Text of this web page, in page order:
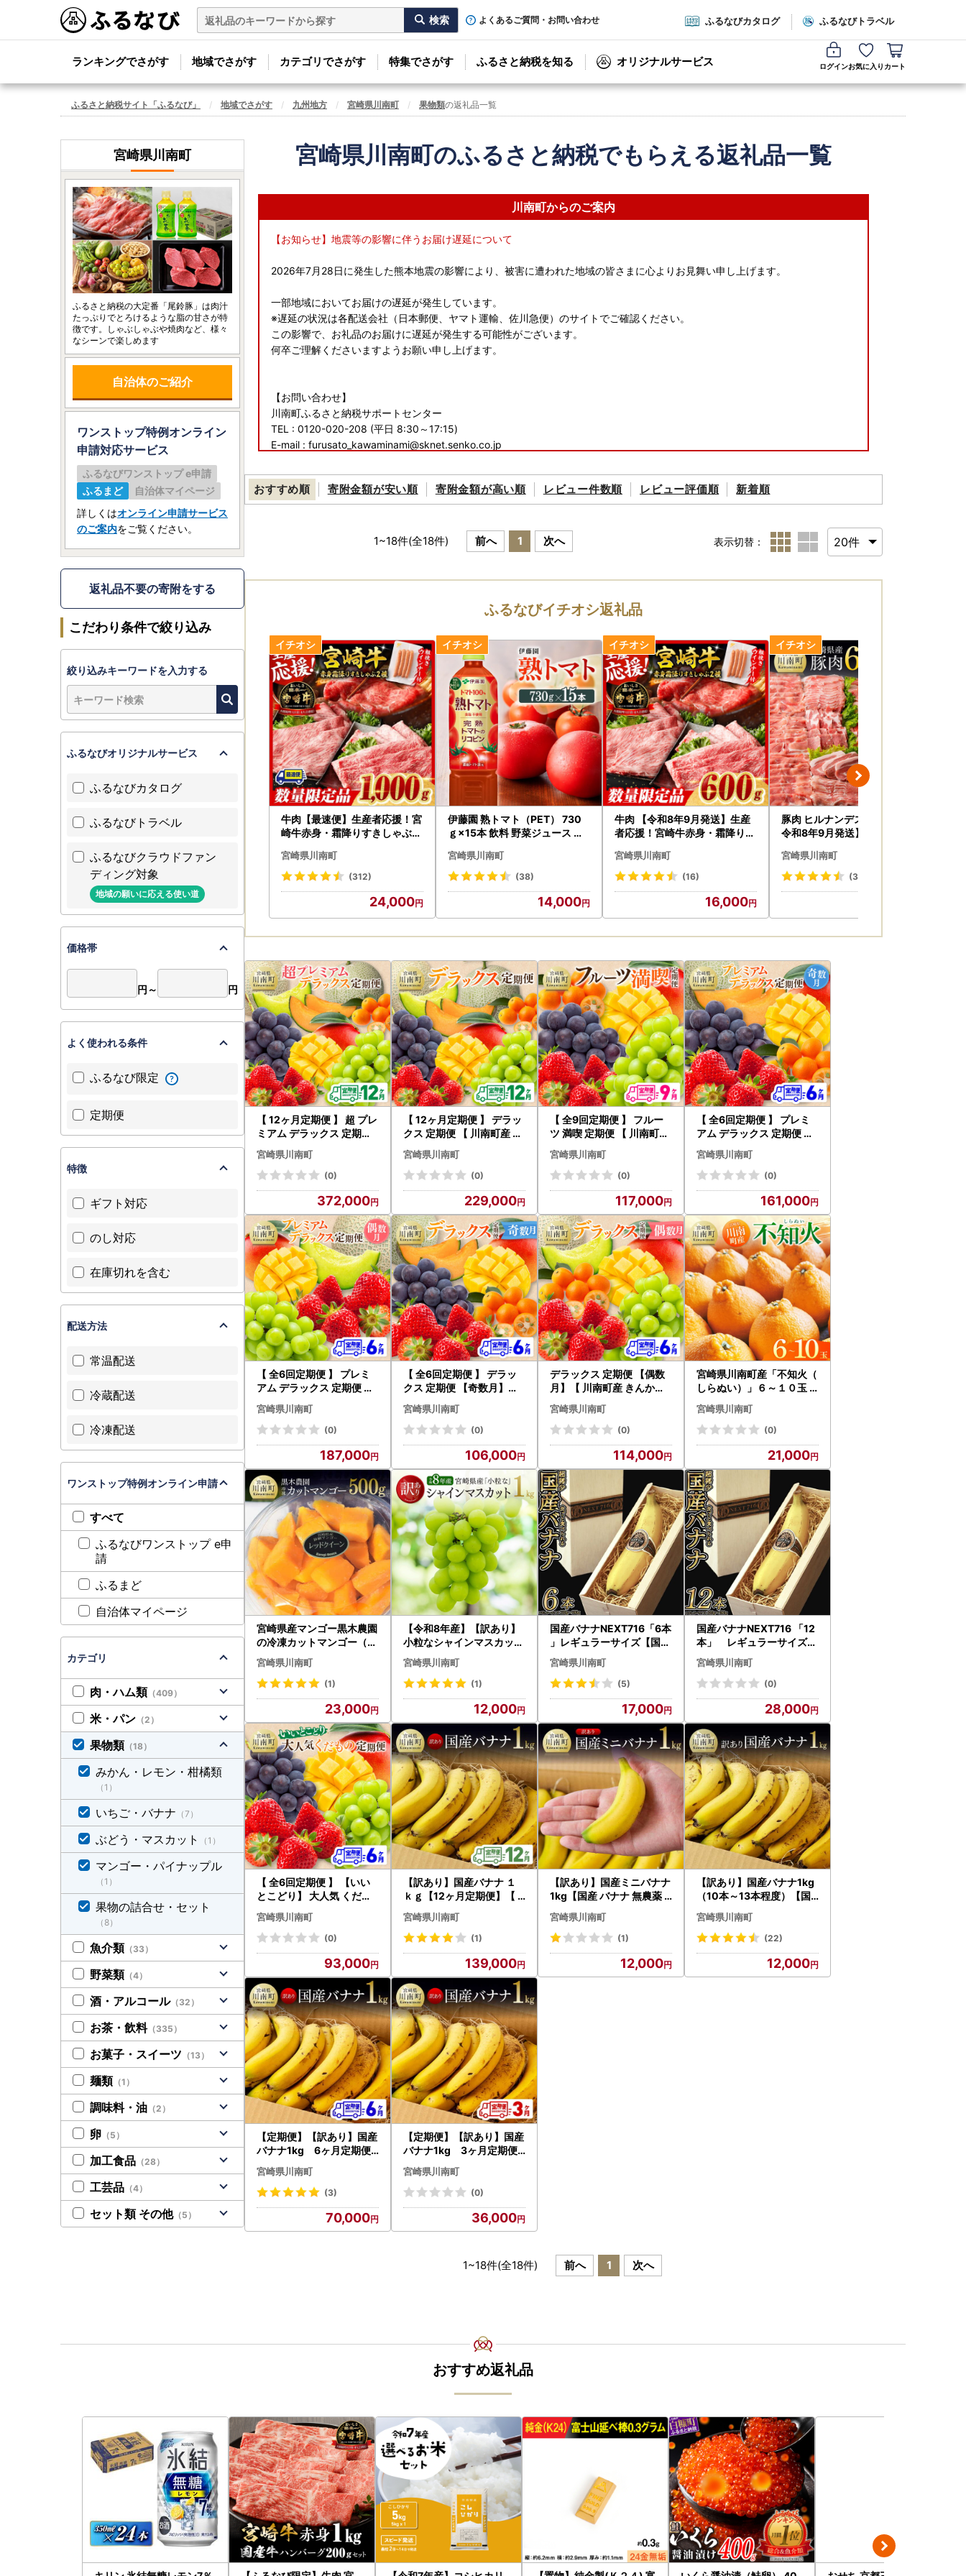
よくあるご質問・お問い合わせ ふるなびカタログ ふるなびトラベル
ランキングでさがす 地域でさがす カテゴリでさがす 特集でさがす ふるさと納税を知る オリジナルサービス ログインお気に入り カート
ふるさと納税サイト「ふるなび」 地域でさがす 九州地方 宮崎県川南町 果物類の返礼品一覧
宮崎県川南町のふるさと納税でもらえる返礼品一覧
川南町からのご案内
【お知らせ】地震等の影響に伴うお届け遅延について
2026年7月28日に発生した熊本地震の影響により、被害に遭われた地域の皆さまに心よりお見舞い申し上げます。
一部地域においてお届けの遅延が発生しています。
※遅延の状況は各配送会社（日本郵便、ヤマト運輸、佐川急便）のサイトでご確認ください。
この影響で、お礼品のお届けに遅延が発生する可能性がございます。
何卒ご理解くださいますようお願い申し上げます。
【お問い合わせ】
川南町ふるさと納税サポートセンター
TEL : 0120-020-208 (平日 8:30～17:15)
E-mail : furusato_kawaminami@sknet.senko.co.jp
おすすめ順 寄附金額が安い順 寄附金額が高い順 レビュー件数順 レビュー評価順 新着順
1~18件(全18件) 前へ 1 次へ 表示切替：
ふるなびイチオシ返礼品
牛肉【最速便】生産者応援！宮
崎牛赤身・霜降りすきしゃぶ2
肉】
宮崎県川南町
(312)
24,000
伊藤園 熟トマト（PET） 730
ｇ×15本 飲料 野菜ジュース 備
宮崎県川南町
(38)
14,000
牛肉 【令和8年9月発送】生産
者応援！宮崎牛赤身・霜降りす
ンナー【 牛肉 】
宮崎県川南町
(16)
16,000
豚肉 ヒルナンデスで紹介！【
令和8年9月発送】宮崎県産 豚
宮崎県川南町
(39)
【 12ヶ月定期便 】 超 プレ
ミアム デラックス 定期便
【 川南町産 くだもの きん
かん いちご 完熟 マンゴー
ぶどう ピオーネ シャイン
マスカット 大玉 メロン 】
宮崎県川南町
(0)
372,000
【 12ヶ月定期便 】 デラッ
クス 定期便 【 川南町産 く
だもの きんかん いちご 完
熟 マンゴー ぶどう ピオー
ネ シャイン マスカット 大
玉 メロン 】
宮崎県川南町
(0)
229,000
【 全9回定期便 】 フルー
ツ 満喫 定期便 【 川南町産
くだもの きんかん いちご
完熟 マンゴー ぶどう ピオ
ーネ シャインマスカット
】
宮崎県川南町
(0)
117,000
【 全6回定期便 】 プレミ
アム デラックス 定期便 【
奇数月】 【 川南町産 きん
かん いちご 完熟 マンゴー
ぶどう ピオーネ 赤肉 メロ
ン 】
宮崎県川南町
(0)
161,000
【 全6回定期便 】 プレミ
アム デラックス 定期便 【
偶数月】 【 川南町産 いち
ご 完熟 マンゴー ぶどう シ
ャイン マスカット メロン
】
宮崎県川南町
(0)
187,000
【 全6回定期便 】 デラッ
クス 定期便 【奇数月】【
川南町産 きんかん いちご
完熟 マンゴー ぶどう ピオ
ーネ 赤肉 メロン 】
宮崎県川南町
(0)
106,000
デラックス 定期便 【偶数
月】【 川南町産 きんかん
いちご 完熟 マンゴー ぶど
う シャイン マスカット メ
ロン 全6回定期便 】
宮崎県川南町
(0)
114,000
宮崎県川南町産「不知火（
しらぬい）」６～１０玉
【 先行予約 季節限定 果物
フルーツ 不知火 みかん 】
宮崎県川南町
(0)
21,000
宮崎県産マンゴー黒木農園
の冷凍カットマンゴー（種
なし）500g 果物 フ フル
ーツ マンゴー
宮崎県川南町
(1)
23,000
【令和8年産】【訳あり】
小粒なシャインマスカット
1kg 【 ぶどう 果物 葡萄 フ
ルーツ ブドウ デザート 川
南町産 数量限定 期間限定
】
宮崎県川南町
(1)
12,000
国産バナナNEXT716「6本
」レギュラーサイズ【国産
バナナ 無農薬 フルーツ 果
物 デザート 朝食 スムージ
ー バナナ】
宮崎県川南町
(5)
17,000
国産バナナNEXT716 「12
本」 レギュラーサイズ【
国産 バナナ 無農薬 フルー
ツ 果物 デザート 朝食 スム
ージー バナナ】
宮崎県川南町
(0)
28,000
【 全6回定期便 】 【いい
とこどり】 大人気 くだも
の 定期便【 川南町産 いち
ご 完熟 マンゴー ぶどう ビ
オーネ シャイン マスカッ
ト 】
宮崎県川南町
(0)
93,000
【訳あり】国産バナナ １
ｋｇ【12ヶ月定期便】【
国産 バナナ 無農薬 フルー
ツ 果物 デザート 朝食 スム
ージー 訳ありバナナ 全12
回 】
宮崎県川南町
(1)
139,000
【訳あり】国産ミニバナナ
1kg【国産 バナナ 無農薬
フルーツ 果物 デザート 朝
食 スムージー 訳ありバナ
ナ】
宮崎県川南町
(1)
12,000
【訳あり】国産バナナ1kg
（10本～13本程度）【国
産 バナナ 無農薬 フルーツ
果物 デザート 朝食 スムー
ジー 訳あり バナナ】
宮崎県川南町
(22)
12,000
【定期便】【訳あり】国産
バナナ1kg 6ヶ月定期便
【国産 バナナ 無農薬 フル
ーツ 果物 デザート 朝食 ス
ムージー 訳ありバナナ 全6
回】
宮崎県川南町
(3)
70,000
【定期便】【訳あり】国産
バナナ1kg 3ヶ月定期便
【国産 バナナ 無農薬 フル
ーツ 果物 デザート 朝食 ス
ムージー 訳ありバナナ 全3
回】
宮崎県川南町
(0)
36,000
1~18件(全18件) 前へ 1 次へ
宮崎県川南町
ふるさと納税の大定番「尾鈴豚」は肉汁
たっぷりでとろけるような脂の甘さが特
徴です。しゃぶしゃぶや焼肉など、様々
なシーンで楽しめます
自治体のご紹介
ワンストップ特例オンライン
申請対応サービス
ふるなびワンストップ e申請
ふるまど
自治体マイページ
詳しくはオンライン申請サービス
のご案内をご覧ください。
返礼品不要の寄附をする
こだわり条件で絞り込み
絞り込みキーワードを入力する
ふるなびオリジナルサービス
ふるなびカタログ
ふるなびトラベル
ふるなびクラウドファン
ディング対象
地域の願いに応える使い道
価格帯
円～ 円
よく使われる条件
ふるなび限定
定期便
特徴
ギフト対応
のし対応
在庫切れを含む
配送方法
常温配送
冷蔵配送
冷凍配送
ワンストップ特例オンライン申請
すべて
ふるなびワンストップ e申
請
ふるまど
自治体マイページ
カテゴリ
肉・ハム類 （409）
米・パン （2）
果物類 （18）
みかん・レモン・柑橘類
（1）
いちご・バナナ （7）
ぶどう・マスカット （1）
マンゴー・パイナップル
（1）
果物の詰合せ・セット
（8）
魚介類 （33）
野菜類 （4）
酒・アルコール（32）
お茶・飲料（335）
お菓子・スイーツ （13）
麺類 （1）
調味料・油 （2）
卵 （5）
加工食品 （28）
工芸品 （4）
セット類 その他（5）
おすすめ返礼品